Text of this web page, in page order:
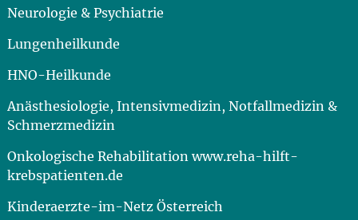
Neurologie & Psychiatrie
Lungenheilkunde
HNO-Heilkunde
Anästhesiologie, Intensivmedizin, Notfallmedizin &
Schmerzmedizin
Onkologische Rehabilitation www.reha-hilft-
krebspatienten.de
Kinderaerzte-im-Netz Österreich